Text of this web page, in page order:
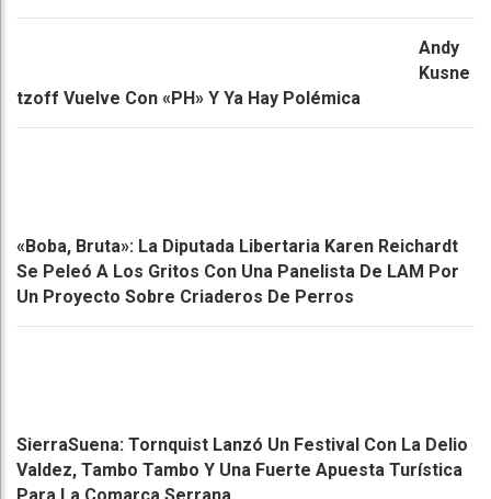
Andy
Kusne
Tzoff Vuelve Con «PH» Y Ya Hay Polémica
«Boba, Bruta»: La Diputada Libertaria Karen Reichardt
Se Peleó A Los Gritos Con Una Panelista De LAM Por
Un Proyecto Sobre Criaderos De Perros
SierraSuena: Tornquist Lanzó Un Festival Con La Delio
Valdez, Tambo Tambo Y Una Fuerte Apuesta Turística